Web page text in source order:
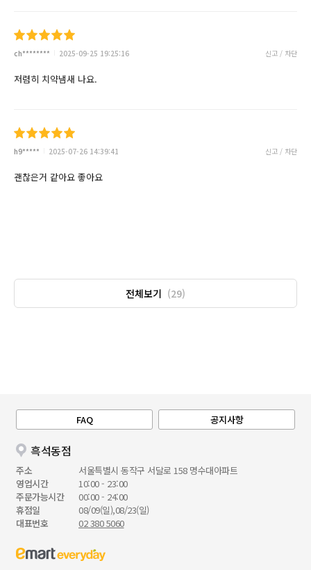
ch******** 2025-09-25 19:25:16 신고 / 차단
저렴히 치약냄새 나요.
h9***** 2025-07-26 14:39:41 신고 / 차단
괜찮은거 같아요 좋아요
전체보기 (29)
FAQ 공지사항
흑석동점
주소
서울특별시 동작구 서달로 158 명수대아파트
영업시간
10:00 - 23:00
주문가능시간
00:00 - 24:00
휴점일
08/09(일),08/23(일)
대표번호
02 380 5060